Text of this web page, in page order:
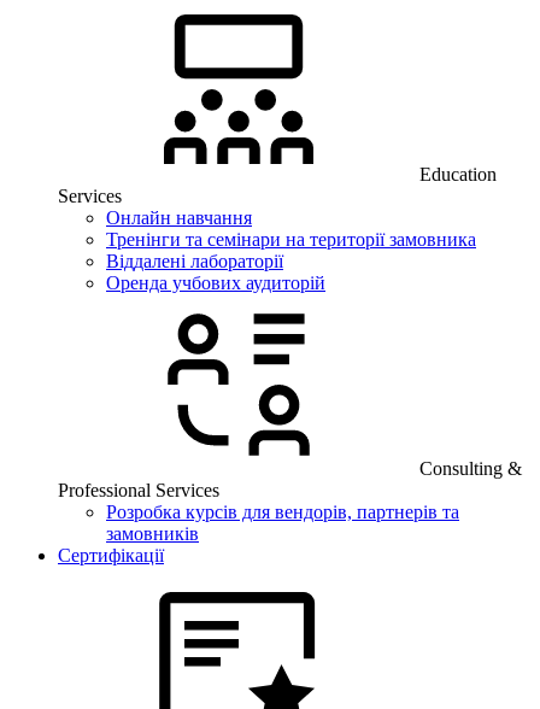
Education
Services
Онлайн навчання
Тренінги та семінари на території замовника
Віддалені лабораторії
Оренда учбових аудиторій
Consulting &
Professional Services
Розробка курсів для вендорів, партнерів та
замовників
Сертифікації